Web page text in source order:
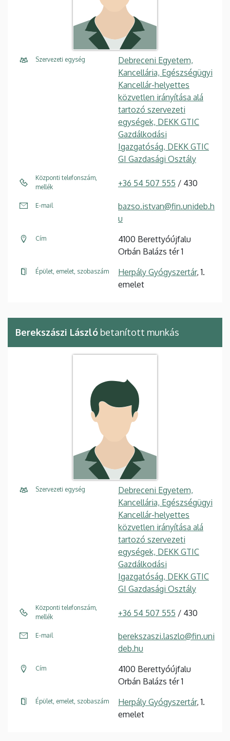
Szervezeti egység
Debreceni Egyetem,
Kancellária, Egészségügyi
Kancellár-helyettes
közvetlen irányítása alá
tartozó szervezeti
egységek, DEKK GTIC
Gazdálkodási
Igazgatóság, DEKK GTIC
GI Gazdasági Osztály
Központi telefonszám,
mellék
+36 54 507 555 / 430
E-mail
bazso.istvan@fin.unideb.h
u
Cím
4100 Berettyóújfalu
Orbán Balázs tér 1
Épület, emelet, szobaszám Herpály Gyógyszertár, 1.
emelet
Berekszászi László betanított munkás
Szervezeti egység
Debreceni Egyetem,
Kancellária, Egészségügyi
Kancellár-helyettes
közvetlen irányítása alá
tartozó szervezeti
egységek, DEKK GTIC
Gazdálkodási
Igazgatóság, DEKK GTIC
GI Gazdasági Osztály
Központi telefonszám,
mellék
+36 54 507 555 / 430
E-mail
berekszaszi.laszlo@fin.uni
deb.hu
Cím
4100 Berettyóújfalu
Orbán Balázs tér 1
Épület, emelet, szobaszám Herpály Gyógyszertár, 1.
emelet